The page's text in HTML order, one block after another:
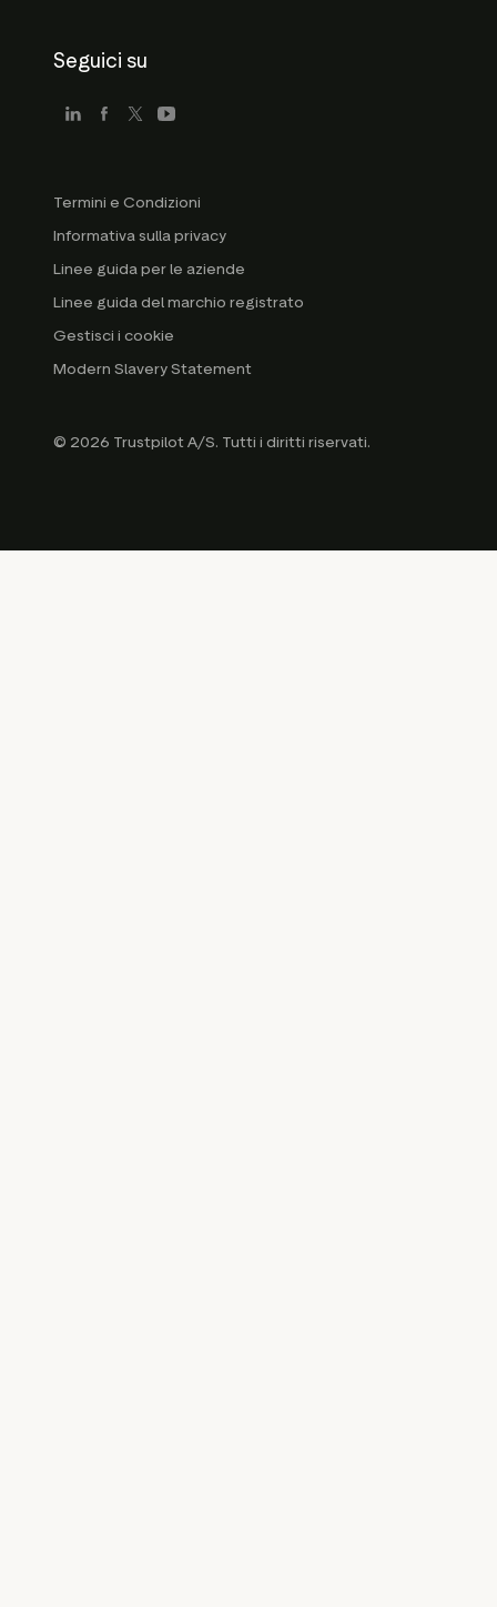
Seguici su
Termini e Condizioni
Informativa sulla privacy
Linee guida per le aziende
Linee guida del marchio registrato
Gestisci i cookie
Modern Slavery Statement
© 2026 Trustpilot A/S. Tutti i diritti riservati.